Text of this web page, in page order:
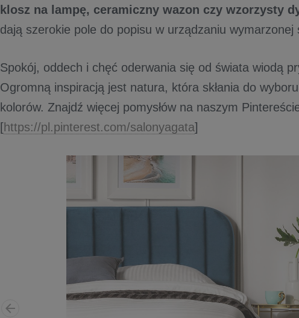
klosz na lampę, ceramiczny wazon czy wzorzysty
dają szerokie pole do popisu w urządzaniu wymarzonej
Spokój, oddech i chęć oderwania się od świata wiodą
Ogromną inspiracją jest natura, która skłania do
kolorów. Znajdź więcej pomysłów na naszym
[https://pl.pinterest.com/salonyagata]